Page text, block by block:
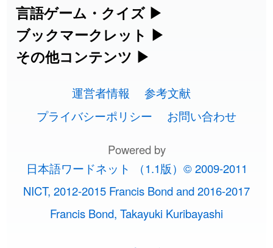
2026-08-06 胆石」のイメージを追加しました
2026-08-06 「下取」のイメージを追加しました
2026-08-06 「無性 」のイメージを追加しました
2026-08-06 「黃」のイメージを追加しました
2026-08-06 「 」のイメージを追加しました User feedback
」のイメージを追加しました
2026-08-06 「翌朝 」のイメージを追加しました User feedback
手書き漢字入力
漢字の書き方・書き順 書き取り練習
ひらがなの書き方・書き順
カタカナの書き方・書き順
スラングの意味・語源・例文・英語・
類語・反対語辞書
部首画数別漢字一覧
常用漢字一覧
画数別なまえ漢字一覧
名前イメージイラスト一覧
イメージ・印象から漢字や熟語を探す
画数別名前・地名一覧
です。
カタカナ語の意味・発音・類語辞典
英語の発音記号一覧
英単語リスニングテスト
英語の意味・発音の違い
略語の正式名称・意味・発音辞典
入力など、アジア言語学習ツールです。
手書き中国語入力 変換ツール
韓国語手書き入力
外国語翻訳ツール
海外セレブやスポーツ選手の名前の読み
方・発音を確認できます。
海外有名人の苗字・名前一覧と発音
プレミアリーグ選手名一覧
WEリーグ選手名一覧
東京オリンピック選手名一覧
東京パラリンピック選手名一覧
言語ゲーム・クイズ ▶
四字熟語パズルや漢字クイズなど、楽し
みながら学べるゲームです。
有名人名前読みクイズ（毎日更新）
四字熟語デイリー穴埋めクイズ（毎日
更新）
四字熟語パズルゲーム
漢字モンスターシューティング
ブックマークレット ▶
ブラウザに登録して、どのサイトからで
す。
漢字読み方検索ブックマークレット
英語・カタカナ語意味検索ブックマー
クレット
特殊文字・記号検索ブックマークレッ
その他コンテンツ ▶
その他の便利ツールです。
絵文字の意味と使い方
トレンドワード・イメージギャラリ
ー
手書き記号入力
運営者情報
参考文献
プライバシーポリシー
お問い合わせ
Powered by
日本語ワードネット （1.1版）© 2009-2011
NICT, 2012-2015 Francis Bond and 2016-2017
Francis Bond, Takayuki Kuribayashi